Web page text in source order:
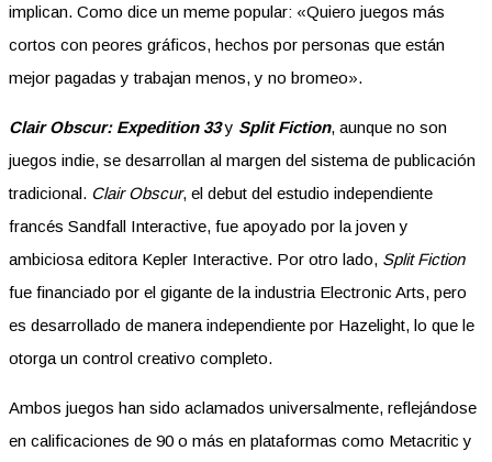
implican. Como dice un meme popular: «Quiero juegos más
cortos con peores gráficos, hechos por personas que están
mejor pagadas y trabajan menos, y no bromeo».
Clair Obscur: Expedition 33y Split Fiction, aunque no son
juegos indie, se desarrollan al margen del sistema de publicación
tradicional. Clair Obscur, el debut del estudio independiente
francés Sandfall Interactive, fue apoyado por la joven y
ambiciosa editora Kepler Interactive. Por otro lado, Split Fiction
fue financiado por el gigante de la industria Electronic Arts, pero
es desarrollado de manera independiente por Hazelight, lo que le
otorga un control creativo completo.
Ambos juegos han sido aclamados universalmente, reflejándose
en calificaciones de 90 o más en plataformas como Metacritic y